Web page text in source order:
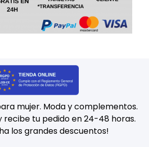
mujer. Moda y complementos.
recibe tu pedido en 24-48 horas.
los grandes descuentos!